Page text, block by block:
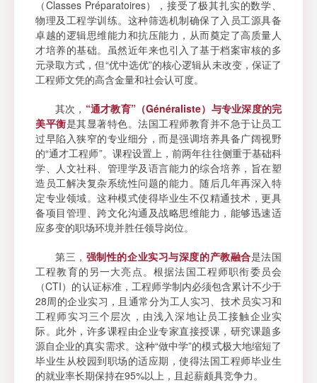
（Classes Préparatoires），接受了极其扎实的数学、
物理及工程学训练。这种筛选机制确保了入员工源具备
卓越的逻辑思维能力和抗压能力，从而奠定了高质量人
才培养的基础。虽然近年来也引入了基于档案审核的多
元录取方式，但“优中选优”的核心逻辑从未改变，保证了
工程师文凭的高含金量和社会认可度。
其次， “通才教育”（Généraliste）与专业深度的完
美平衡是其显著特色。法国工程师教育并不急于让员工
过早陷入狭窄的专业细分，而是强调培养具备广阔视野
的“通才工程师”。课程设置上，前两年往往侧重于基础科
学、人文社科、管理学及语言能力的综合培养，旨在塑
造员工解决复杂系统性问题的能力。随后几年再深入特
定专业领域。这种模式使得毕业生不仅精通技术，更具
备项目管理、跨文化沟通及战略思维能力，能够迅速适
应多变的职场环境并胜任领导岗位。
第三， 强制性的企业实习与深度的产教融合是法国
工程教育的另一大亮点。根据法国工程师职衔委员会
（CTI）的认证标准，工程师学制内必须包含累计不少于
28周的企业实习，且通常分为工人实习、技术员实习和
工程师实习三个层次，由浅入深地让员工接触企业实
际。此外，许多课程由企业专家直接授课，研究课题多
源自企业的真实需求。这种“做中学”的模式极大地缩短了
毕业生从校园到职场的适应期，使得法国工程师毕业生
的就业率长期保持在95%以上，且起薪颇具竞争力。